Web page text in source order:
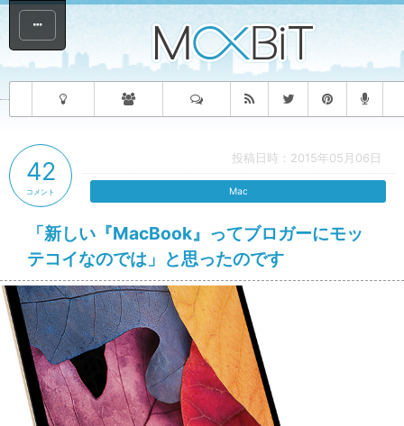
投稿日時：2015年05月06日
「新しい『MacBook』ってブロガーにモッ
テコイなのでは」と思ったのです
42
コメント Mac